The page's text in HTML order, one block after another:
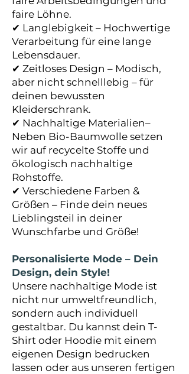
faire Löhne.
✔ Langlebigkeit – Hochwertige
Verarbeitung für eine lange
Lebensdauer.
✔ Zeitloses Design – Modisch,
aber nicht schnelllebig – für
deinen bewussten
Kleiderschrank.
✔ Nachhaltige Materialien–
Neben Bio-Baumwolle setzen
wir auf recycelte Stoffe und
ökologisch nachhaltige
Rohstoffe.
✔ Verschiedene Farben &
Größen – Finde dein neues
Lieblingsteil in deiner
Wunschfarbe und Größe!
Personalisierte Mode – Dein
Design, dein Style!
Unsere nachhaltige Mode ist
nicht nur umweltfreundlich,
sondern auch individuell
gestaltbar. Du kannst dein T-
Shirt oder Hoodie mit einem
eigenen Design bedrucken
lassen oder aus unseren fertigen